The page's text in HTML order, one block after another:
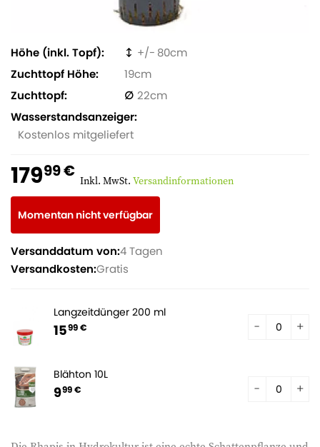
Höhe (inkl. Topf)
80
Zuchttopf Höhe
19
Zuchttopf
22
Wasserstandsanzeiger
Kostenlos mitgeliefert
17999 € Inkl. MwSt. Versandinformationen
Momentan nicht verfügbar
Versanddatum von:4 Tagen
Versandkosten:Gratis
Langzeitdünger 200 ml
1599 €
Blähton 10L
999 €